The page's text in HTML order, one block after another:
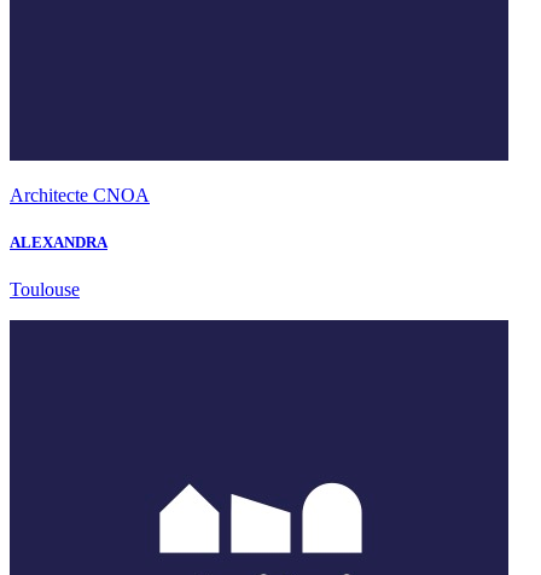
Architecte CNOA
ALEXANDRA
Toulouse